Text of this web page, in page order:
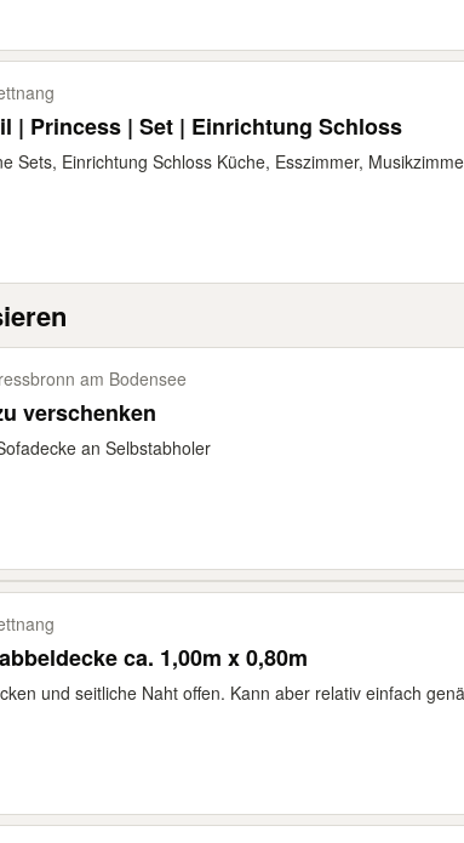
| Princess | Set | Einrichtung Schloss
Sets, Einrichtung Schloss Küche, Esszimmer,
am Bodensee
verschenken
an Selbstabholer
ca. 1,00m x 0,80m
und seitliche Naht offen. Kann aber relativ einfach